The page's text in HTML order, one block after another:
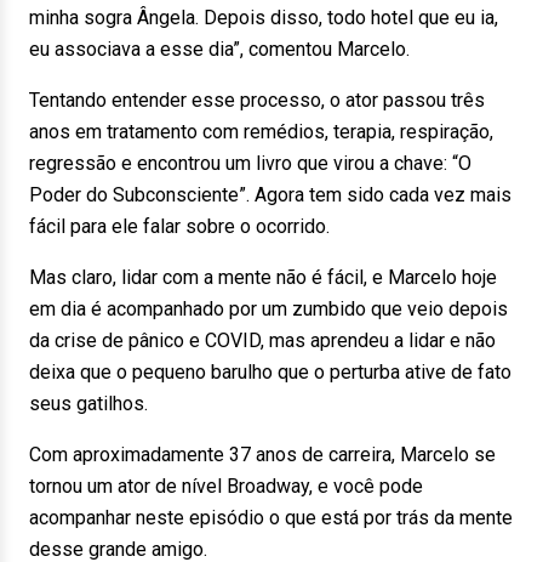
minha sogra Ângela. Depois disso, todo hotel que eu ia,
eu associava a esse dia”, comentou Marcelo.
Tentando entender esse processo, o ator passou três
anos em tratamento com remédios, terapia, respiração,
regressão e encontrou um livro que virou a chave: “O
Poder do Subconsciente”. Agora tem sido cada vez mais
fácil para ele falar sobre o ocorrido.
Mas claro, lidar com a mente não é fácil, e Marcelo hoje
em dia é acompanhado por um zumbido que veio depois
da crise de pânico e COVID, mas aprendeu a lidar e não
deixa que o pequeno barulho que o perturba ative de fato
seus gatilhos.
Com aproximadamente 37 anos de carreira, Marcelo se
tornou um ator de nível Broadway, e você pode
acompanhar neste episódio o que está por trás da mente
desse grande amigo.